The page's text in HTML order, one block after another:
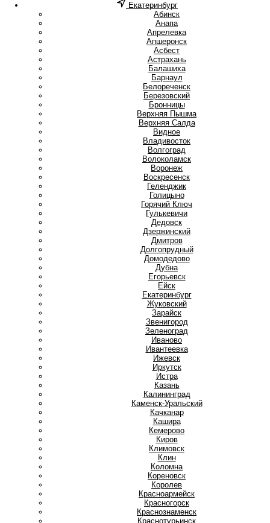
Екатеринбург
Абинск
Анапа
Апрелевка
Апшеронск
Асбест
Астрахань
Балашиха
Барнаул
Белореченск
Березовский
Бронницы
Верхняя Пышма
Верхняя Салда
Видное
Владивосток
Волгоград
Волоколамск
Воронеж
Воскресенск
Геленджик
Голицыно
Горячий Ключ
Гулькевичи
Дедовск
Дзержинский
Дмитров
Долгопрудный
Домодедово
Дубна
Егорьевск
Ейск
Екатеринбург
Жуковский
Зарайск
Звенигород
Зеленоград
Иваново
Ивантеевка
Ижевск
Иркутск
Истра
Казань
Калининград
Каменск-Уральский
Качканар
Кашира
Кемерово
Киров
Климовск
Клин
Коломна
Кореновск
Королев
Красноармейск
Красногорск
Краснознаменск
Краснотурьинск